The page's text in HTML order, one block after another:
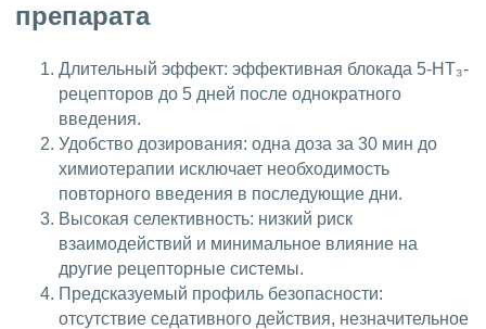
препарата
Длительный эффект: эффективная блокада 5-HT₃-
рецепторов до 5 дней после однократного
введения.
Удобство дозирования: одна доза за 30 мин до
химиотерапии исключает необходимость
повторного введения в последующие дни.
Высокая селективность: низкий риск
взаимодействий и минимальное влияние на
другие рецепторные системы.
Предсказуемый профиль безопасности:
отсутствие седативного действия, незначительное